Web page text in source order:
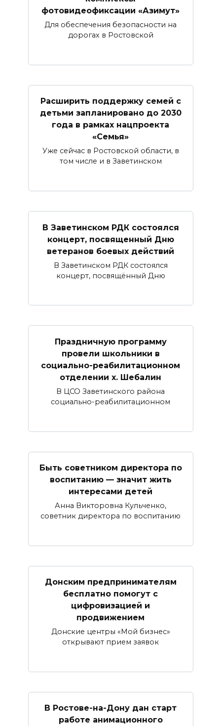
фотовидеофиксации «Азимут»
Для обеспечения безопасности на
дорогах в Ростовской
Расширить поддержку семей с
детьми запланировано до 2030
года в рамках нацпроекта
«Семья»
Уже сейчас в Ростовской области, в
том числе и в Заветинском
В Заветинском РДК состоялся
концерт, посвященный Дню
ветеранов боевых действий
В Заветинском РДК состоялся
концерт, посвящённый Дню
Праздничную программу
провели школьники в
социально-реабилитационном
отделении х. Шебалин
В ЦСО Заветинского района
социально-реабилитационном
Быть советником директора по
воспитанию — значит жить
интересами детей
Анна Викторовна Кульченко,
советник директора по воспитанию
Донским предпринимателям
бесплатно помогут с
цифровизацией и
продвижением
Донские центры «Мой бизнес»
открывают прием заявок
В Ростове-на-Дону дан старт
работе анимационного